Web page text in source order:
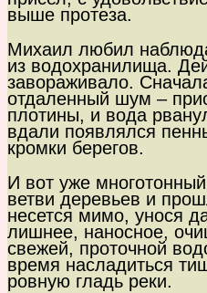
выше протеза.
Михаил любил
из водохранилища.
завораживало.
отдаленный шум –
плотины, и вода
вдали появлялся
кромки берегов.
И вот уже
ветви деревьев и
несется мимо, унося
лишнее, наносное,
свежей, проточной
время насладиться
ровную гладь реки.